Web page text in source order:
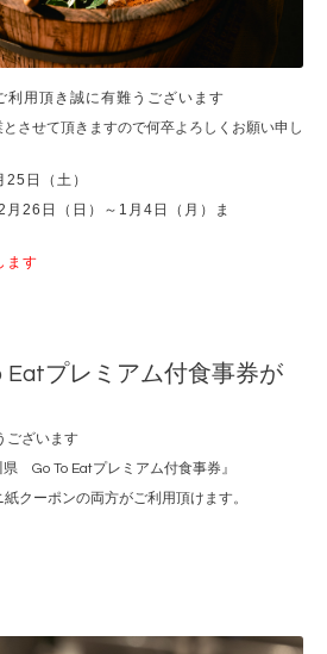
利用頂き誠に有難うございます
させて頂きますので何卒よろしくお願い申し
日（土）
26日（日）～1月4日（月）ま
ます
プレミアム付食事券が
ございます
Go To Eatプレミアム付食事券』
クーポンの両方がご利用頂けます。